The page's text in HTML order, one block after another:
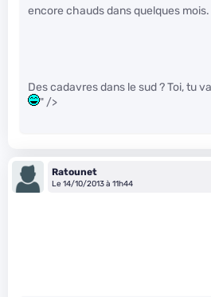
encore chauds dans quelques mois.
Des cadavres dans le sud ? Toi, tu
" />
Ratounet
Le 14/10/2013 à 11h44